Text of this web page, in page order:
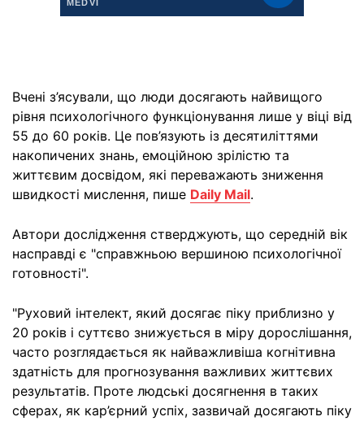
Вчені з’ясували, що люди досягають найвищого
рівня психологічного функціонування лише у віці від
55 до 60 років. Це пов’язують із десятиліттями
накопичених знань, емоційною зрілістю та
життєвим досвідом, які переважають зниження
швидкості мислення, пише Daily Mail.
Автори дослідження стверджують, що середній вік
насправді є "справжньою вершиною психологічної
готовності".
"Руховий інтелект, який досягає піку приблизно у
20 років і суттєво знижується в міру дорослішання,
часто розглядається як найважливіша когнітивна
здатність для прогнозування важливих життєвих
результатів. Проте людські досягнення в таких
сферах, як кар’єрний успіх, зазвичай досягають піку